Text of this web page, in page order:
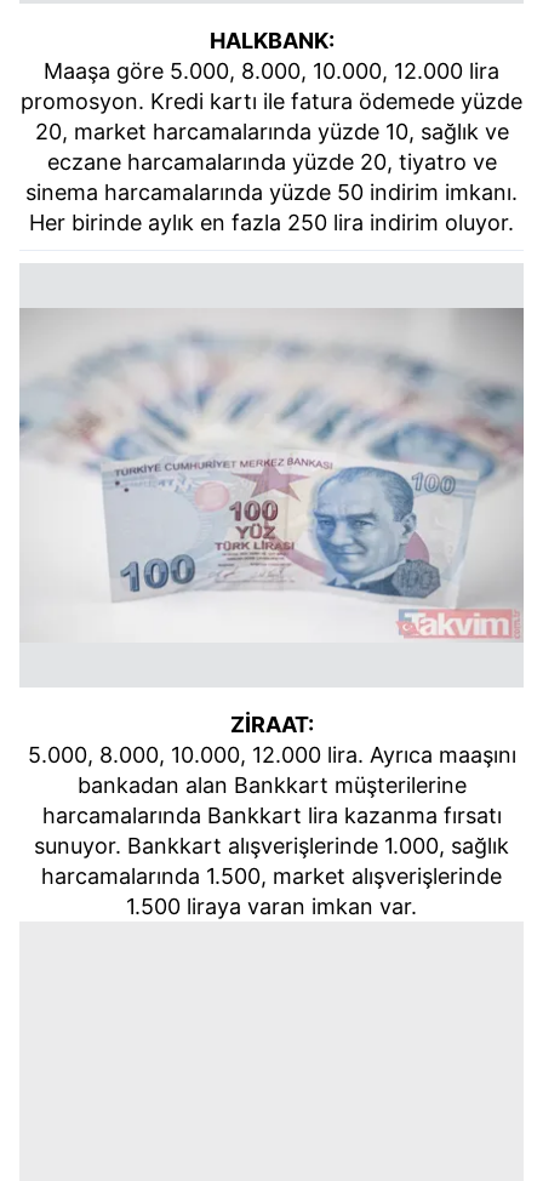
HALKBANK:
Maaşa göre 5.000, 8.000, 10.000, 12.000 lira
promosyon. Kredi kartı ile fatura ödemede yüzde
20, market harcamalarında yüzde 10, sağlık ve
eczane harcamalarında yüzde 20, tiyatro ve
sinema harcamalarında yüzde 50 indirim imkanı.
Her birinde aylık en fazla 250 lira indirim oluyor.
ZİRAAT:
5.000, 8.000, 10.000, 12.000 lira. Ayrıca maaşını
bankadan alan Bankkart müşterilerine
harcamalarında Bankkart lira kazanma fırsatı
sunuyor. Bankkart alışverişlerinde 1.000, sağlık
harcamalarında 1.500, market alışverişlerinde
1.500 liraya varan imkan var.